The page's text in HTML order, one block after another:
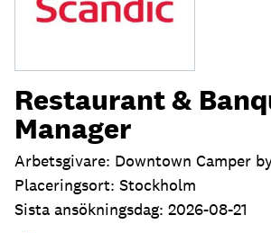
Restaurant &
Manager
Arbetsgivare: Downtown Camper
Placeringsort: Stockholm
Sista ansökningsdag: 2026-08-21